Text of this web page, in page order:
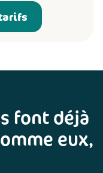
font déjà
eux,